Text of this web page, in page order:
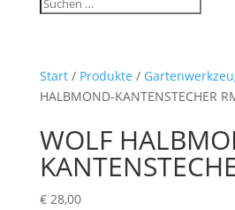
Start/ Produkte /
HALBMOND-KANTENSTECHER
WOLF
€28,00